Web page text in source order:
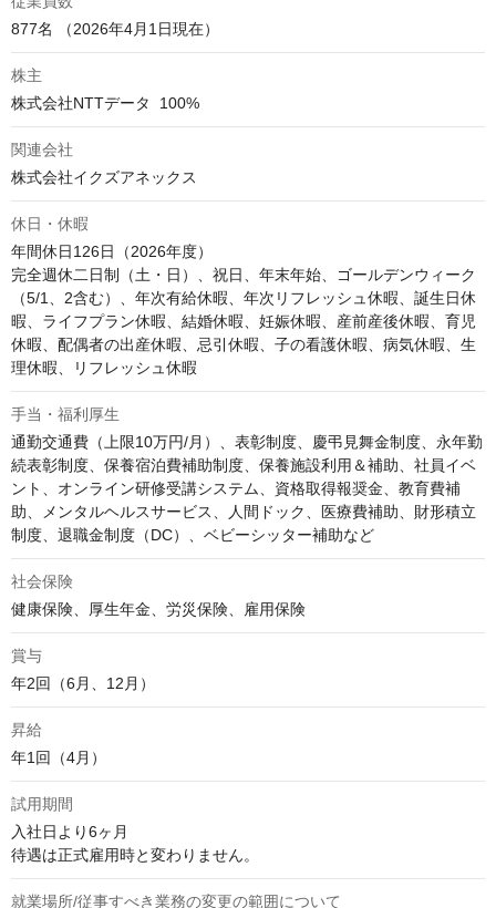
877名 （2026年4月1日現在）
株主
株式会社NTTデータ  100%
関連会社
株式会社イクズアネックス
休日・休暇
年間休日126日（2026年度）
完全週休二日制（土・日）、祝日、年末年始、ゴールデンウィーク
（5/1、2含む）、年次有給休暇、年次リフレッシュ休暇、誕生日休
暇、ライフプラン休暇、結婚休暇、妊娠休暇、産前産後休暇、育児
休暇、配偶者の出産休暇、忌引休暇、子の看護休暇、病気休暇、生
理休暇、リフレッシュ休暇
手当・福利厚生
通勤交通費（上限10万円/月）、表彰制度、慶弔見舞金制度、永年勤
続表彰制度、保養宿泊費補助制度、保養施設利用＆補助、社員イベ
ント、オンライン研修受講システム、資格取得報奨金、教育費補
助、メンタルヘルスサービス、人間ドック、医療費補助、財形積立
制度、退職金制度（DC）、ベビーシッター補助など
社会保険
健康保険、厚生年金、労災保険、雇用保険
賞与
年2回（6月、12月）
昇給
年1回（4月）
試用期間
入社日より6ヶ月
待遇は正式雇用時と変わりません。
就業場所/従事すべき業務の変更の範囲について